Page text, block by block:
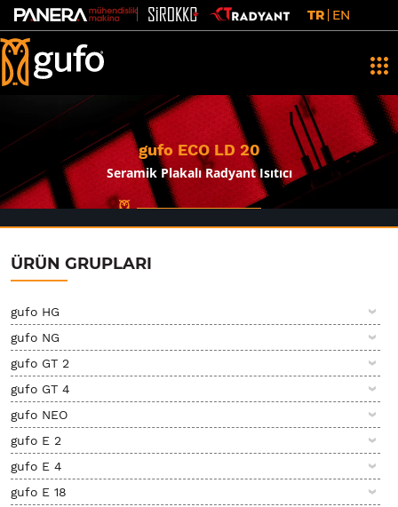
TR EN
gufo ECO LD 20
Seramik Plakalı Radyant Isıtıcı
ÜRÜN GRUPLARI
gufo HG
gufo NG
gufo GT 2
gufo GT 4
gufo NEO
gufo E 2
gufo E 4
gufo E 18